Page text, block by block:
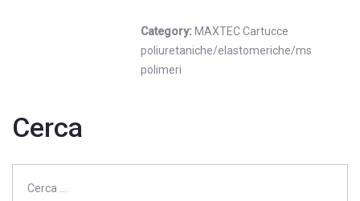
Category: MAXTEC Cartucce
poliuretaniche/elastomeriche/ms
polimeri
Cerca
per: